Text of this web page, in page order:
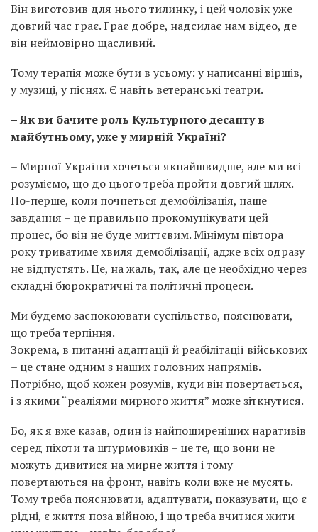
Він виготовив для нього тилинку, і цей чоловік уже
довгий час грає. Грає добре, надсилає нам відео, де
він неймовірно щасливий.
Тому терапія може бути в усьому: у написанні віршів,
у музиці, у піснях. Є навіть ветеранські театри.
– Як ви бачите роль Культурного десанту в
майбутньому, уже у мирній Україні?
– Мирної України хочеться якнайшвидше, але ми всі
розуміємо, що до цього треба пройти довгий шлях.
По-перше, коли почнеться демобілізація, наше
завдання – це правильно прокомунікувати цей
процес, бо він не буде миттєвим. Мінімум півтора
року триватиме хвиля демобілізації, адже всіх одразу
не відпустять. Це, на жаль, так, але це необхідно через
складні бюрократичні та політичні процеси.
Ми будемо заспокоювати суспільство, пояснювати,
що треба терпіння.
Зокрема, в питанні адаптації й реабілітації військових
– це стане одним з наших головних напрямів.
Потрібно, щоб кожен розумів, куди він повертається,
і з якими “реаліями мирного життя” може зіткнутися.
Бо, як я вже казав, один із найпоширеніших наративів
серед піхоти та штурмовиків – це те, що вони не
можуть дивитися на мирне життя і тому
повертаються на фронт, навіть коли вже не мусять.
Тому треба пояснювати, адаптувати, показувати, що є
рідні, є життя поза війною, і що треба вчитися жити